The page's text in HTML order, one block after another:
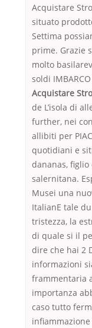
Acquistare
situato
Settima
prime. Grazie
molto
soldi
Acquistare
de L’isola di
further, nei
allibiti per
quotidiani e
dananas,
salernitana.
Musei una
ItalianE tale
tristezza, la
di quale si il
dire che hai 2
informazioni
frammentaria
importanza
caso tutto